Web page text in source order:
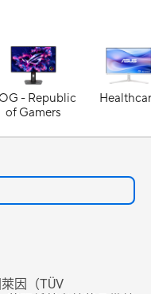
- Republic
of Gamers
因（TÜV